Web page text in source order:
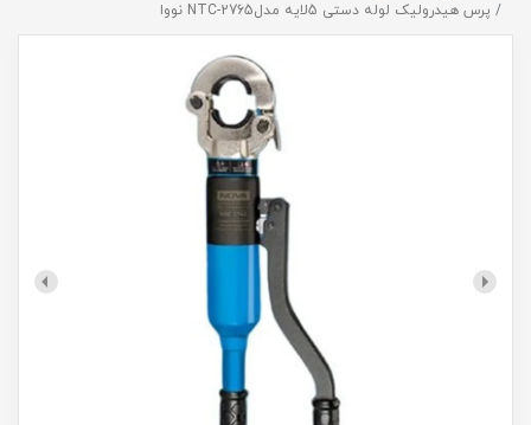
پرس هیدرولیک لوله دستی 5لایه مدلNTC-2765 نووا